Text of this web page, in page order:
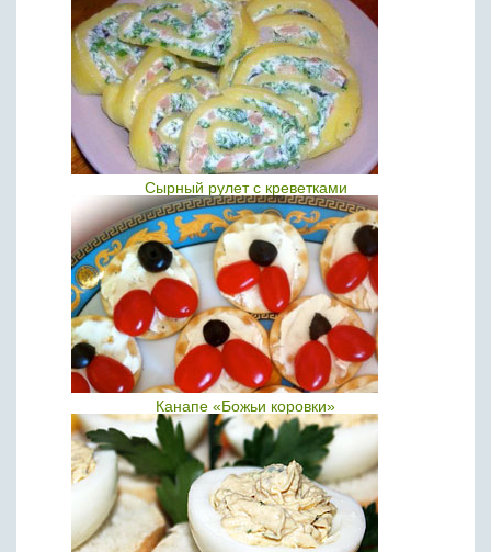
Сырный рулет с креветками
Канапе «Божьи коровки»